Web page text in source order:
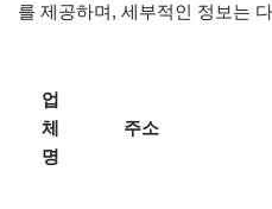
를 제공하며, 세부적인 정보는
업
체
명
주소